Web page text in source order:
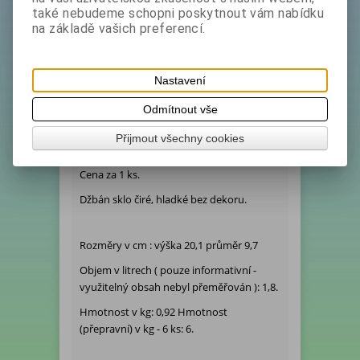
Katalogové číslo:2318064
Ihned expedujeme - Termín dodání (dny):
Tisk
Podrobný popis
Cena za 1 ks.
Džbán sklo čiré, hladké bez dekoru.
Rozměry v cm : výška 20,1 průměr 9,7
Objem v litrech ( pouze informativní -
využitelný obsah nebyl přeměřován ): 1,8.
Hmotnost v kg: 0,92 Hmotnost
(přepravní) v kg - 6 ks: 6.
také nebudeme schopni poskytnout vám nabídku
na základě vašich preferencí.
Nastavení
Odmítnout vše
Přijmout všechny cookies